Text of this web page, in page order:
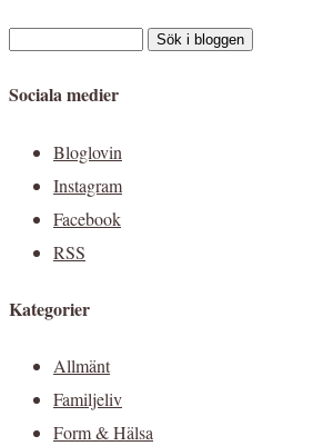
Sociala medier
Bloglovin
Instagram
Facebook
RSS
Kategorier
Allmänt
Familjeliv
Form & Hälsa